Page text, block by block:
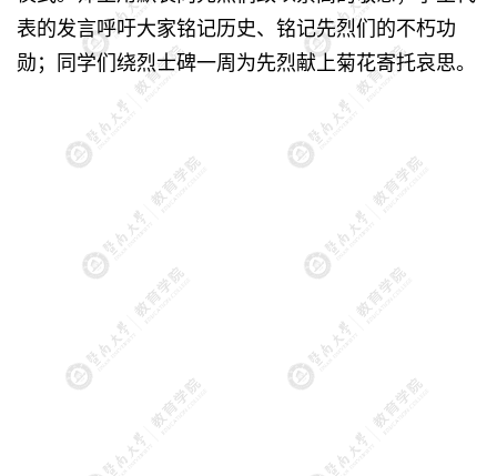
表的发言呼吁大家铭记历史、铭记先烈们的不朽功
勋；同学们绕烈士碑一周为先烈献上菊花寄托哀思。